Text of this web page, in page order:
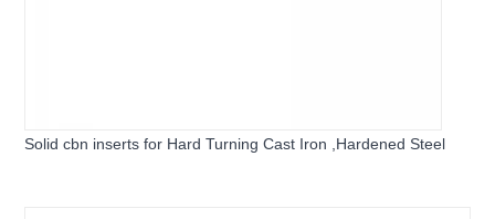
Solid cbn inserts for Hard Turning Cast Iron ,Hardened Steel